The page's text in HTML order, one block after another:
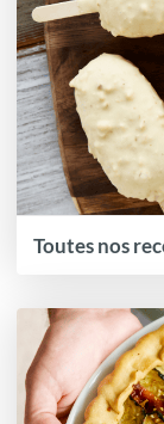
Toutes nos